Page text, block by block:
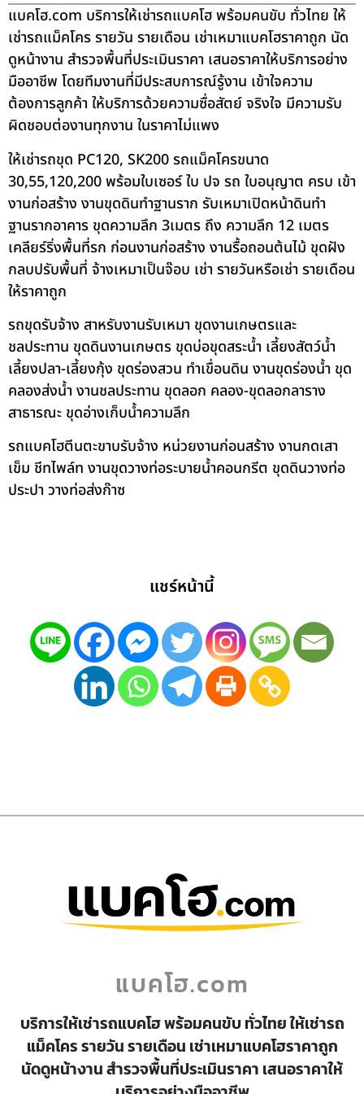
แบคโฮ.com บริการให้เช่ารถแบคโฮ พร้อมคนขับ ทั่วไทย ให้
เช่ารถแม็คโคร รายวัน รายเดือน เช่าเหมาแบคโฮราคาถูก นัด
ดูหน้างาน สำรวจพื้นที่ประเมินราคา เสนอราคาให้บริการอย่าง
มืออาชีพ โดยทีมงานที่มีประสบการณ์รู้งาน เข้าใจความ
ต้องการลูกค้า ให้บริการด้วยความซื่อสัตย์ จริงใจ มีความรับ
ผิดชอบต่องานทุกงาน ในราคาไม่แพง
ให้เช่ารถขุด PC120, SK200 รถแม็คโครขนาด
30,55,120,200 พร้อมใบเซอร์ ใบ ปจ รถ ใบอนุญาต ครบ เข้า
งานก่อสร้าง งานขุดดินทำฐานราก รับเหมาเปิดหน้าดินทำ
ฐานรากอาคาร ขุดความลึก 3เมตร ถึง ความลึก 12 เมตร
เคลียร์ริ่งพื้นที่รก ก่อนงานก่อสร้าง งานรื้อถอนต้นไม้ ขุดฝัง
กลบปรับพื้นที่ จ้างเหมาเป็นจ๊อบ เช่า รายวันหรือเช่า รายเดือน
ให้ราคาถูก
รถขุดรับจ้าง สาหรับงานรับเหมา ขุดงานเกษตรและ
ชลประทาน ขุดดินงานเกษตร ขุดบ่อขุดสระน้ำ เลี้ยงสัตว์น้ำ
เลี้ยงปลา-เลี้ยงกุ้ง ขุดร่องสวน ทำเขื่อนดิน งานขุดร่องน้ำ ขุด
คลองส่งน้ำ งานชลประทาน ขุดลอก คลอง-ขุดลอกลาราง
สาธารณะ ขุดอ่างเก็บน้ำความลึก
รถแบคโฮตีนตะขาบรับจ้าง หน่วยงานก่อนสร้าง งานกดเสา
เข็ม ชีทไพล์ท งานขุดวางท่อระบายน้ำคอนกรีต ขุดดินวางท่อ
ประปา วางท่อส่งก๊าซ
แชร์หน้านี้
แบคโฮ.com
บริการให้เช่ารถแบคโฮ พร้อมคนขับ ทั่วไทย ให้เช่ารถ
แม็คโคร รายวัน รายเดือน เช่าเหมาแบคโฮราคาถูก
นัดดูหน้างาน สำรวจพื้นที่ประเมินราคา เสนอราคาให้